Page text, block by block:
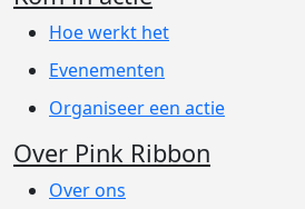
Hoe werkt het
Evenementen
Organiseer een actie
Over Pink Ribbon
Over ons